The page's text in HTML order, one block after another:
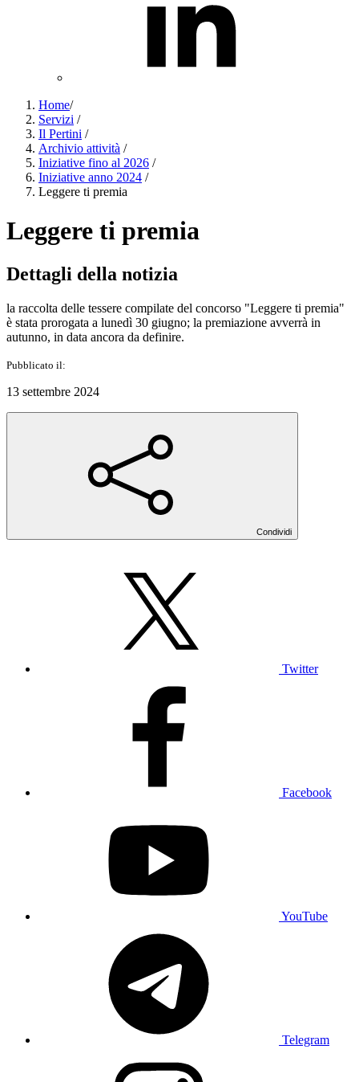
Home/
Servizi /
Il Pertini /
Archivio attività /
Iniziative fino al 2026 /
Iniziative anno 2024 /
Leggere ti premia
Leggere ti premia
Dettagli della notizia
la raccolta delle tessere compilate del concorso "Leggere ti premia"
è stata prorogata a lunedì 30 giugno; la premiazione avverrà in
autunno, in data ancora da definire.
Pubblicato il:
13 settembre 2024
Condividi
Twitter
Facebook
YouTube
Telegram